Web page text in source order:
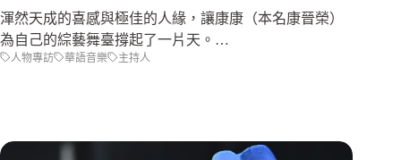
渾然天成的喜感與極佳的人緣，讓康康（本名康晉榮）
為自己的綜藝舞臺撐起了一片天。…
人物專訪 華語音樂 主持人